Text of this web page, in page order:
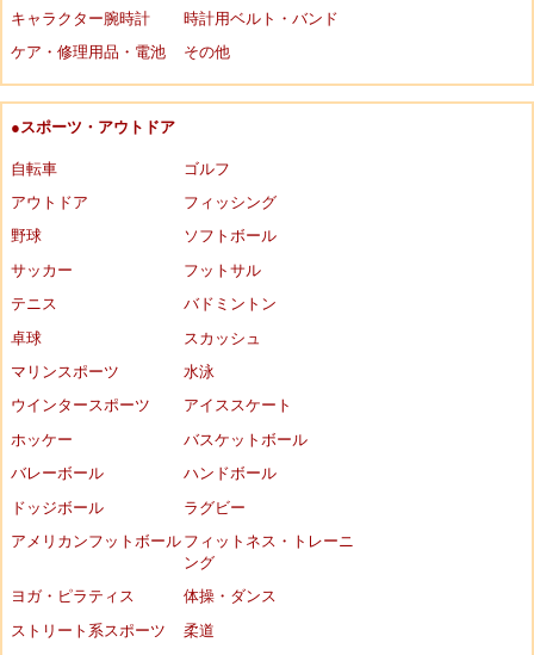
キャラクター腕時計
時計用ベルト・バンド
ケア・修理用品・電池
その他
●スポーツ・アウトドア
自転車
ゴルフ
アウトドア
フィッシング
野球
ソフトボール
サッカー
フットサル
テニス
バドミントン
卓球
スカッシュ
マリンスポーツ
水泳
ウインタースポーツ
アイススケート
ホッケー
バスケットボール
バレーボール
ハンドボール
ドッジボール
ラグビー
アメリカンフットボール フィットネス・トレーニ
ング
ヨガ・ピラティス
体操・ダンス
ストリート系スポーツ
柔道